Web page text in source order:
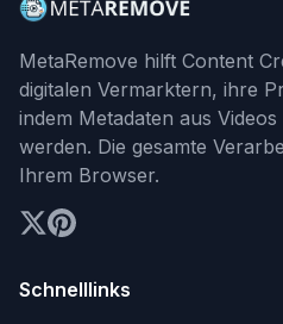
MetaRemove hilft Content
digitalen Vermarktern, ihre
indem Metadaten aus
werden. Die gesamte
Ihrem Browser.
Schnelllinks